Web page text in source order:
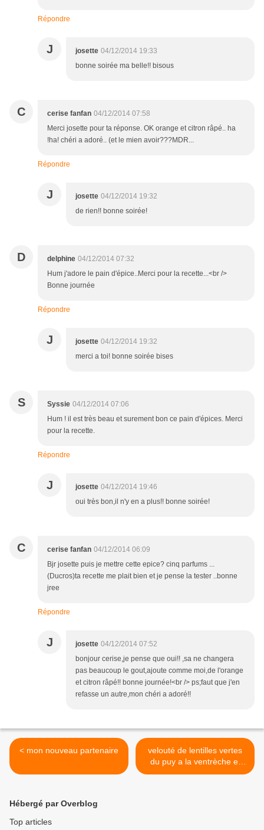
Répondre
J josette 04/12/2014 19:33
bonne soirée ma belle!! bisous
C cerise fanfan 04/12/2014 07:58
Merci josette pour ta réponse. OK orange et citron râpé.. ha
!ha! chéri a adoré.. (et le mien avoir???MDR...
Répondre
J josette 04/12/2014 19:32
de rien!! bonne soirée!
D delphine 04/12/2014 07:32
Hum j'adore le pain d'épice..Merci pour la recette...<br />
Bonne journée
Répondre
J josette 04/12/2014 19:32
merci a toi! bonne soirée bises
S Syssie 04/12/2014 07:06
Hum ! il est très beau et surement bon ce pain d'épices. Merci
pour la recette.
Répondre
J josette 04/12/2014 19:46
oui très bon,il n'y en a plus!! bonne soirée!
C cerise fanfan 04/12/2014 06:09
Bjr josette puis je mettre cette epice? cinq parfums ...
(Ducros)ta recette me plait bien et je pense la tester ..bonne
jree
Répondre
J josette 04/12/2014 07:52
bonjour cerise,je pense que oui!! ,sa ne changera
pas beaucoup le gout,ajoute comme moi,de l'orange
et citron râpé!! bonne journée!<br /> ps;faut que j'en
refasse un autre,mon chéri a adoré!!
< mon nouveau partenaire
velouté de lentilles vertes
du puy a la ventrèche et
œuf poché >
Hébergé par Overblog
Top articles